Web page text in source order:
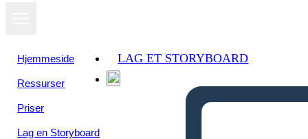
Hjemmeside
Ressurser
Priser
Lag en Storyboard
LAG ET STORYBOARD